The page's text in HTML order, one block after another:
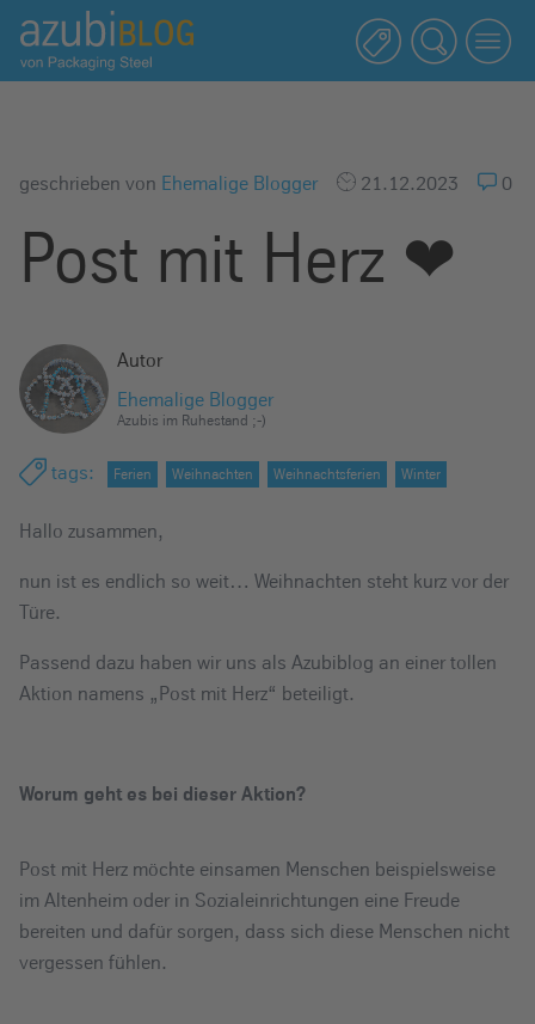
A
z
u
b
s
s
s
t
i
n
geschrieben von Ehemalige Blogger 21.12.2023 0
Post mit Herz ❤
Autor
Ehemalige Blogger
Azubis im Ruhestand ;-)
tags: Ferien Weihnachten Weihnachtsferien Winter
Hallo zusammen,
nun ist es endlich so weit… Weihnachten steht kurz vor der
Türe.
Passend dazu haben wir uns als Azubiblog an einer tollen
Aktion namens „Post mit Herz“ beteiligt.
Worum geht es bei dieser Aktion?
Post mit Herz möchte einsamen Menschen beispielsweise
im Altenheim oder in Sozialeinrichtungen eine Freude
bereiten und dafür sorgen, dass sich diese Menschen nicht
vergessen fühlen.